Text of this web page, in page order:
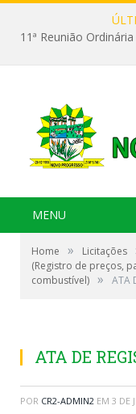
MENU
Home » Licitações
(Registro de preços,
combustível) » ATA
ATA DE
POR CR2-ADMIN2 EM 3 DE